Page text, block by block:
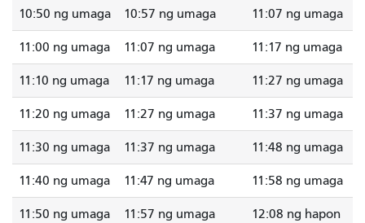
10:50 ng umaga 10:57 ng umaga 11:07 ng umaga
11:00 ng umaga 11:07 ng umaga 11:17 ng umaga
11:10 ng umaga 11:17 ng umaga 11:27 ng umaga
11:20 ng umaga 11:27 ng umaga 11:37 ng umaga
11:30 ng umaga 11:37 ng umaga 11:48 ng umaga
11:40 ng umaga 11:47 ng umaga 11:58 ng umaga
11:50 ng umaga 11:57 ng umaga 12:08 ng hapon